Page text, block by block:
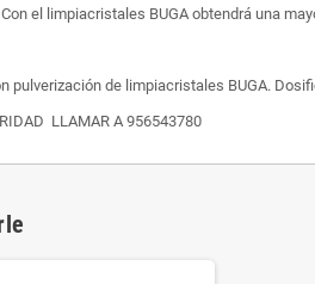
el limpiacristales BUGA obtendrá una
pulverización de limpiacristales BUGA.
LLAMAR A 956543780